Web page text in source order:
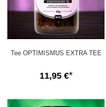
Tee OPTIMISMUS EXTRA TEE
11,95 €